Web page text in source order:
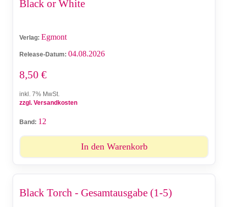
Black or White
Verlag: Egmont
Release-Datum: 04.08.2026
8,50 €
inkl. 7% MwSt.
zzgl. Versandkosten
Band: 12
In den Warenkorb
Black Torch - Gesamtausgabe (1-5)